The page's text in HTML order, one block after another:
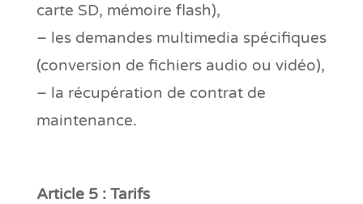
carte SD, mémoire flash),
– les demandes multimedia spécifiques
(conversion de fichiers audio ou vidéo),
– la récupération de contrat de
maintenance.
Article 5 : Tarifs